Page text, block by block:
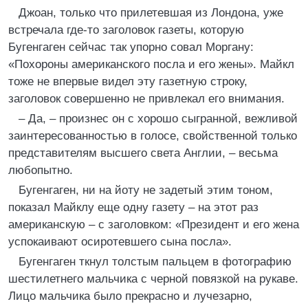
Джоан, только что прилетевшая из Лондона, уже
встречала где-то заголовок газеты, которую
Бугенгаген сейчас так упорно совал Моргану:
«Похороны американского посла и его жены». Майкл
тоже не впервые видел эту газетную строку,
заголовок совершенно не привлекал его внимания.
– Да, – произнес он с хорошо сыгранной, вежливой
заинтересованностью в голосе, свойственной только
представителям высшего света Англии, – весьма
любопытно.
Бугенгаген, ни на йоту не задетый этим тоном,
показал Майклу еще одну газету – на этот раз
американскую – с заголовком: «Президент и его жена
успокаивают осиротевшего сына посла».
Бугенгаген ткнул толстым пальцем в фотографию
шестилетнего мальчика с черной повязкой на рукаве.
Лицо мальчика было прекрасно и лучезарно,